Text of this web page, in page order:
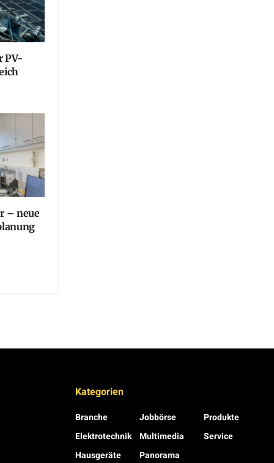
PV-
– neue
Kategorien
Branche
Elektrotechnik
Hausgeräte
Jobbörse
Multimedia
Panorama
Produkte
Service